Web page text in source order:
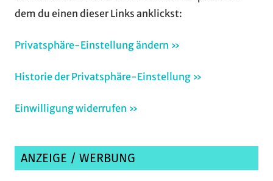
dem du einen dieser Links anklickst:
Privatsphäre-Einstellung ändern »
Historie der Privatsphäre-Einstellung »
Einwilligung widerrufen »
ANZEIGE / WERBUNG